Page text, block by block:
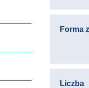
Forma
Liczba